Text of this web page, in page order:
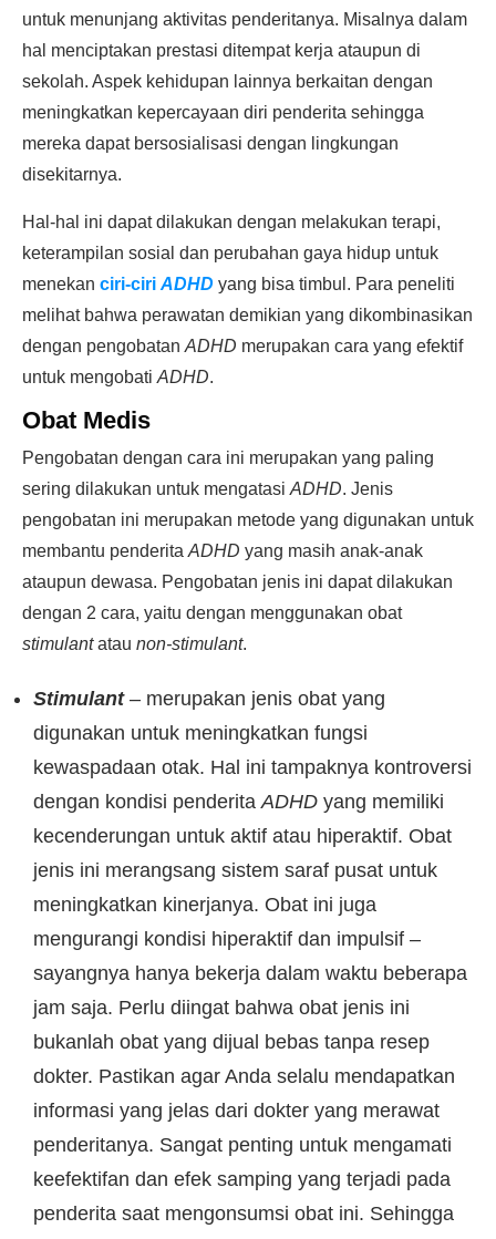
untuk menunjang aktivitas penderitanya. Misalnya dalam
hal menciptakan prestasi ditempat kerja ataupun di
sekolah. Aspek kehidupan lainnya berkaitan dengan
meningkatkan kepercayaan diri penderita sehingga
mereka dapat bersosialisasi dengan lingkungan
disekitarnya.
Hal-hal ini dapat dilakukan dengan melakukan terapi,
keterampilan sosial dan perubahan gaya hidup untuk
menekan ciri-ciri ADHD yang bisa timbul. Para peneliti
melihat bahwa perawatan demikian yang dikombinasikan
dengan pengobatan ADHD merupakan cara yang efektif
untuk mengobati ADHD.
Obat Medis
Pengobatan dengan cara ini merupakan yang paling
sering dilakukan untuk mengatasi ADHD. Jenis
pengobatan ini merupakan metode yang digunakan untuk
membantu penderita ADHD yang masih anak-anak
ataupun dewasa. Pengobatan jenis ini dapat dilakukan
dengan 2 cara, yaitu dengan menggunakan obat
stimulantatau non-stimulant.
Stimulant– merupakan jenis obat yang
digunakan untuk meningkatkan fungsi
kewaspadaan otak. Hal ini tampaknya kontroversi
dengan kondisi penderitaADHD yang memiliki
kecenderungan untuk aktif atau hiperaktif. Obat
jenis ini merangsang sistem saraf pusat untuk
meningkatkan kinerjanya. Obat ini juga
mengurangi kondisi hiperaktif dan impulsif –
sayangnya hanya bekerja dalam waktu beberapa
jam saja. Perlu diingat bahwa obat jenis ini
bukanlah obat yang dijual bebas tanpa resep
dokter. Pastikan agar Anda selalu mendapatkan
informasi yang jelas dari dokter yang merawat
penderitanya. Sangat penting untuk mengamati
keefektifan dan efek samping yang terjadi pada
penderita saat mengonsumsi obat ini. Sehingga